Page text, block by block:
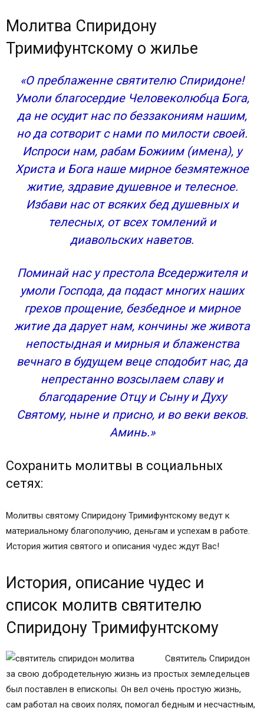
Молитва Спиридону
Тримифунтскому о жилье
«О преблаженне святителю Спиридоне!
Умоли благосердие Человеколюбца Бога,
да не осудит нас по беззакониям нашим,
но да сотворит с нами по милости своей.
Испроси нам, рабам Божиим (имена), у
Христа и Бога наше мирное безмятежное
житие, здравие душевное и телесное.
Избави нас от всяких бед душевных и
телесных, от всех томлений и
диавольских наветов.
Поминай нас у престола Вседержителя и
умоли Господа, да подаст многих наших
грехов прощение, безбедное и мирное
житие да дарует нам, кончины же живота
непостыдная и мирныя и блаженства
вечнаго в будущем веце сподобит нас, да
непрестанно возсылаем славу и
благодарение Отцу и Сыну и Духу
Святому, ныне и присно, и во веки веков.
Аминь.»
Сохранить молитвы в социальных
сетях:
Молитвы святому Спиридону Тримифунтскому ведут к
материальному благополучию, деньгам и успехам в работе.
История жития святого и описания чудес ждут Вас!
История, описание чудес и
список молитв святителю
Спиридону Тримифунтскому
Святитель Спиридон
за свою добродетельную жизнь из простых земледельцев
был поставлен в епископы. Он вел очень простую жизнь,
сам работал на своих полях, помогал бедным и несчастным,